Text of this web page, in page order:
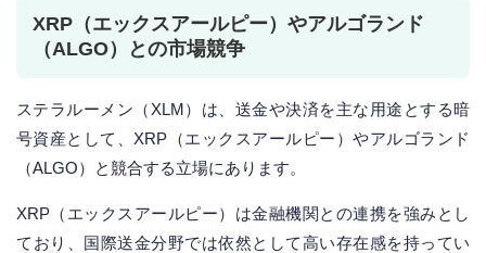
XRP（エックスアールピー）やアルゴランド
（ALGO）との市場競争
ステラルーメン（XLM）は、送金や決済を主な用途とする暗
号資産として、XRP（エックスアールピー）やアルゴランド
（ALGO）と競合する立場にあります。
XRP（エックスアールピー）は金融機関との連携を強みとし
ており、国際送金分野では依然として高い存在感を持ってい